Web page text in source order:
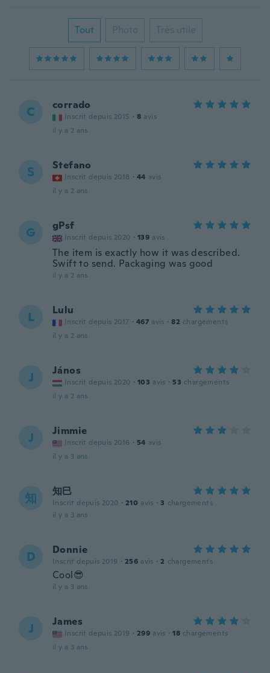
Tout Photo Très utile
C corrado
Inscrit depuis 2015 · 8 avis
il y a 2 ans
S Stefano
Inscrit depuis 2018 · 44 avis
il y a 2 ans
G gPsf
Inscrit depuis 2020 · 139 avis
The item is exactly how it was described.
Swift to send. Packaging was good
il y a 2 ans
L Lulu
Inscrit depuis 2017 · 467 avis · 82 chargements
il y a 2 ans
J János
Inscrit depuis 2020 · 103 avis · 53 chargements
il y a 2 ans
J Jimmie
Inscrit depuis 2016 · 54 avis
il y a 3 ans
知 知巳
Inscrit depuis 2020 · 210 avis · 3 chargements
il y a 3 ans
D Donnie
Inscrit depuis 2019 · 256 avis · 2 chargements
Cool😎
il y a 3 ans
J James
Inscrit depuis 2019 · 299 avis · 18 chargements
il y a 3 ans